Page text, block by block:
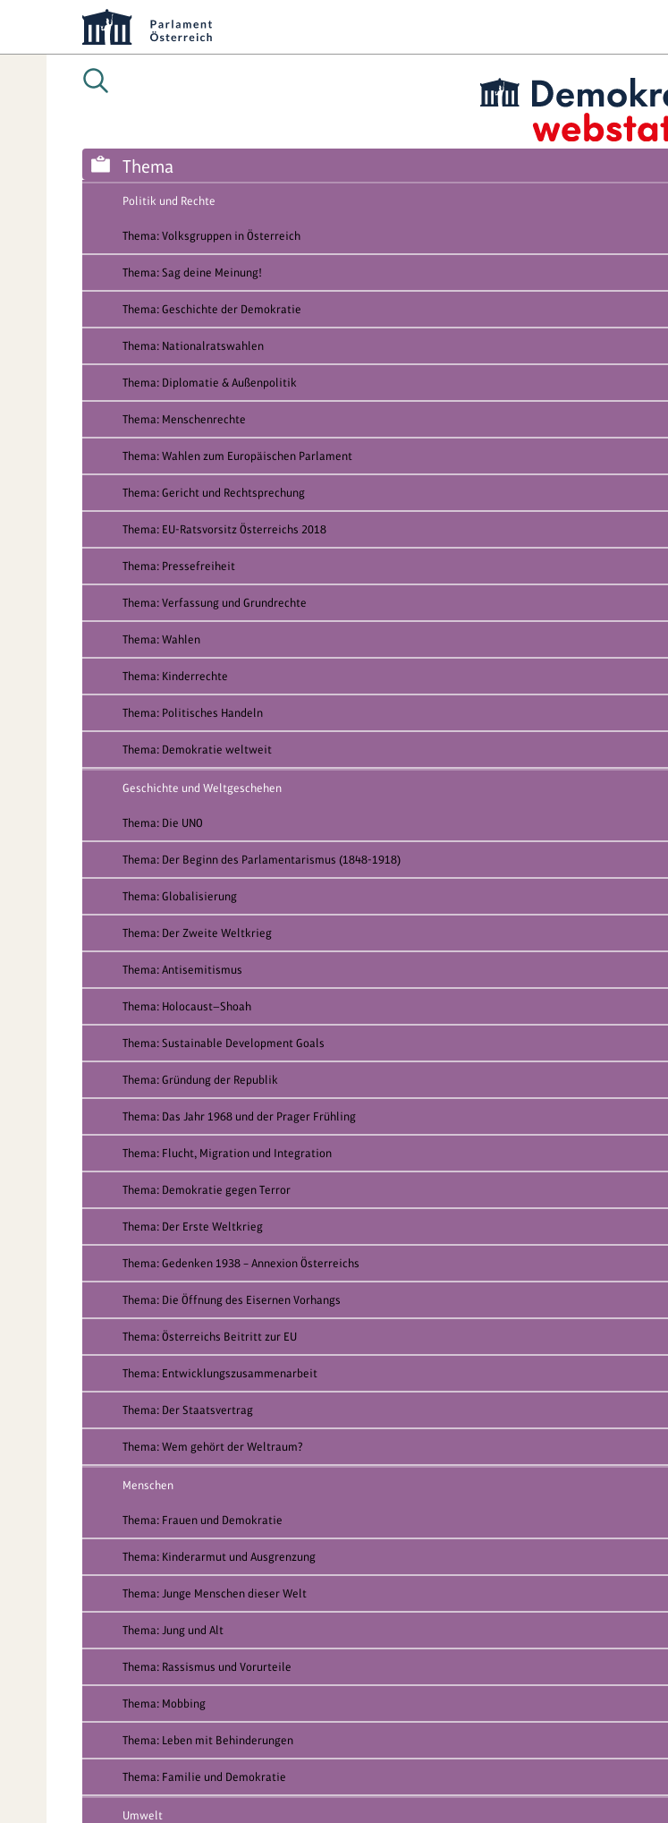
Thema
Politik und Rechte
Thema: Volksgruppen in Österreich
Thema: Sag deine Meinung!
Thema: Geschichte der Demokratie
Thema: Nationalratswahlen
Thema: Diplomatie & Außenpolitik
Thema: Menschenrechte
Thema: Wahlen zum Europäischen Parlament
Thema: Gericht und Rechtsprechung
Thema: EU-Ratsvorsitz Österreichs 2018
Thema: Pressefreiheit
Thema: Verfassung und Grundrechte
Thema: Wahlen
Thema: Kinderrechte
Thema: Politisches Handeln
Thema: Demokratie weltweit
Geschichte und Weltgeschehen
Thema: Die UNO
Thema: Der Beginn des Parlamentarismus (1848-1918)
Thema: Globalisierung
Thema: Der Zweite Weltkrieg
Thema: Antisemitismus
Thema: Holocaust—Shoah
Thema: Sustainable Development Goals
Thema: Gründung der Republik
Thema: Das Jahr 1968 und der Prager Frühling
Thema: Flucht, Migration und Integration
Thema: Demokratie gegen Terror
Thema: Der Erste Weltkrieg
Thema: Gedenken 1938 – Annexion Österreichs
Thema: Die Öffnung des Eisernen Vorhangs
Thema: Österreichs Beitritt zur EU
Thema: Entwicklungszusammenarbeit
Thema: Der Staatsvertrag
Thema: Wem gehört der Weltraum?
Menschen
Thema: Frauen und Demokratie
Thema: Kinderarmut und Ausgrenzung
Thema: Junge Menschen dieser Welt
Thema: Jung und Alt
Thema: Rassismus und Vorurteile
Thema: Mobbing
Thema: Leben mit Behinderungen
Thema: Familie und Demokratie
Umwelt